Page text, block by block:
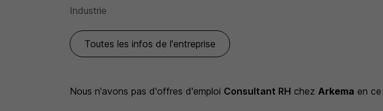
Industrie
Toutes les infos de l'entreprise
Nous n'avons pas d'offres d'emploi Consultant RH chez Arkema en